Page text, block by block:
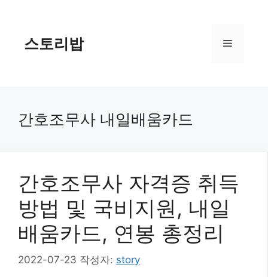
스토리밥 메
간호조무사 내일배움카드
간호조무사 자격증 취득
방법 및 국비지원, 내일
배움카드, 연봉 총정리
2022-07-23 작성자: story